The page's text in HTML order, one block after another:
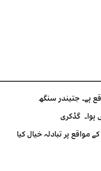
ہوا۔ گڈکری
پر تبادلہ خیال کیا